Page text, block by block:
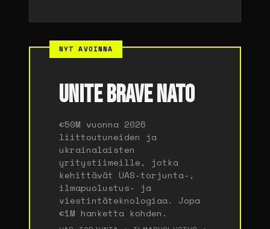
NYT AVOINNA
UNITE BRAVE NATO
€50M vuonna 2026
liittoutuneiden ja
ukrainalaisten
yritystiimeille, jotka
kehittävät UAS-torjunta-,
ilmapuolustus- ja
viestintäteknologiaa. Jopa
€1M hanketta kohden.